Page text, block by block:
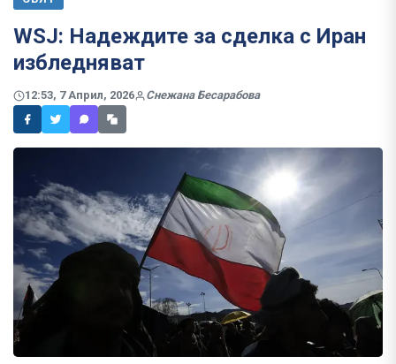
WSJ: Надеждите за сделка с Иран
избледняват
12:53, 7 Април, 2026 Снежана Бесарабова